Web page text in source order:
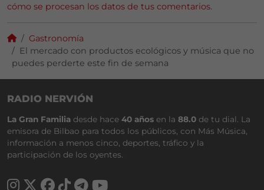
cómo se procesan los datos de tus comentarios.
Gastronomía
El mercado con productos ecológicos y música que no
puedes perderte este fin de semana
RADIO NERVIÓN
La Gran Familia desde hace 40 años en la 88.0 de tu dial. La
emisora de Bilbao para todos los públicos, con Más Música,
información a menos cinco, deportes, tráfico y la
participación de los oyentes.